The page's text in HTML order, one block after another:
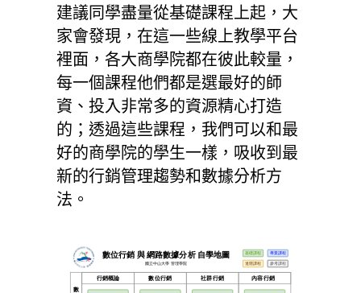
建議同學盡量從基礎課程上起，大
家會發現，在這一些線上教學平台
裡面，各大商學院都在彼此較量，
每一個課程他們都是選最好的師
資、投入非常多的資源精心打造
的；透過這些課程，我們可以和最
好的商學院的學生一樣，吸收到最
新的行銷管理趨勢和數據分析方
法。